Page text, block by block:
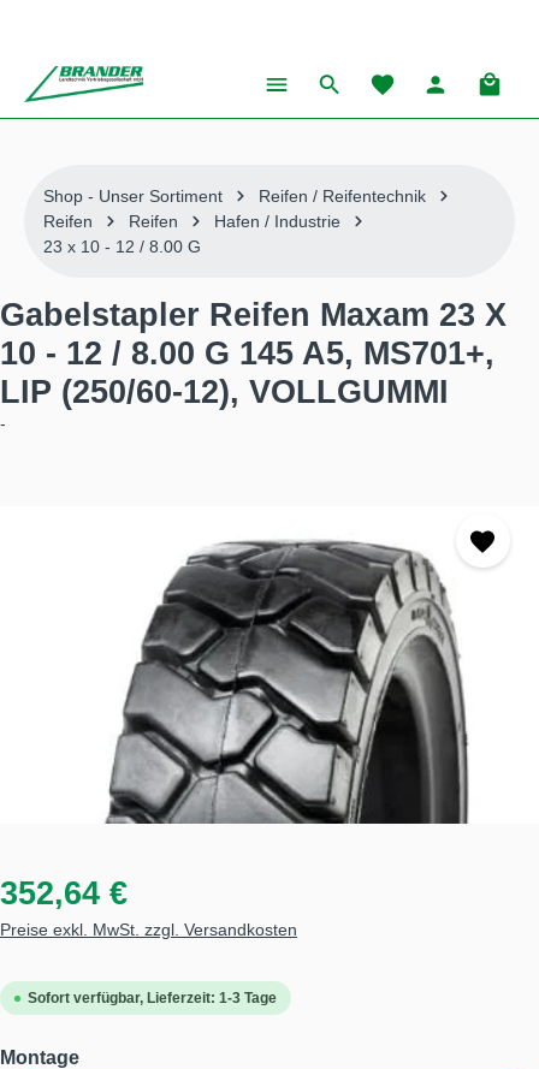
Shop - Unser Sortiment
Reifen / Reifentechnik
Reifen
Reifen
Hafen / Industrie
23 x 10 - 12 / 8.00 G
Gabelstapler Reifen Maxam 23 X
10 - 12 / 8.00 G 145 A5, MS701+,
LIP (250/60-12), VOLLGUMMI
-
352,64 €
Preise exkl. MwSt. zzgl. Versandkosten
Sofort verfügbar, Lieferzeit: 1-3 Tage
Montageauswählen